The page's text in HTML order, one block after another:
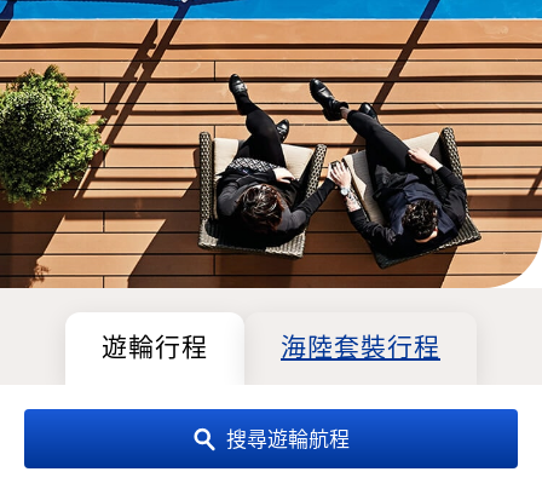
遊輪行程 海陸套裝行程
搜尋遊輪航程